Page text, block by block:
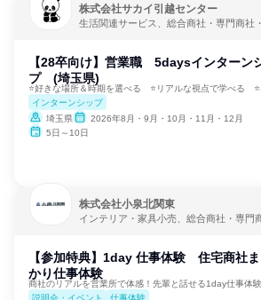
株式会社サカイ引越センター
生活関連サービス、総合商社・専門商社
【28卒向け】営業職 5daysインターン
プ (埼玉県)
⭐好きな場所＆時期を選べる ⭐リアルな視点で学べる
インターンシップ
埼玉県
2026年8月・9月・10月・11月・12月
5日～10日
株式会社小泉北関東
インテリア・家具小売、総合商社・専門
【参加特典】1day 仕事体験 住宅商社
かり仕事体験
商社のリアルを営業所で体感！先輩と話せる1day仕事体験
説明会・イベント
仕事体験